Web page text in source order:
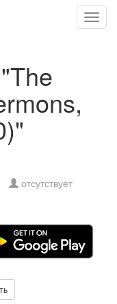
отсутствует